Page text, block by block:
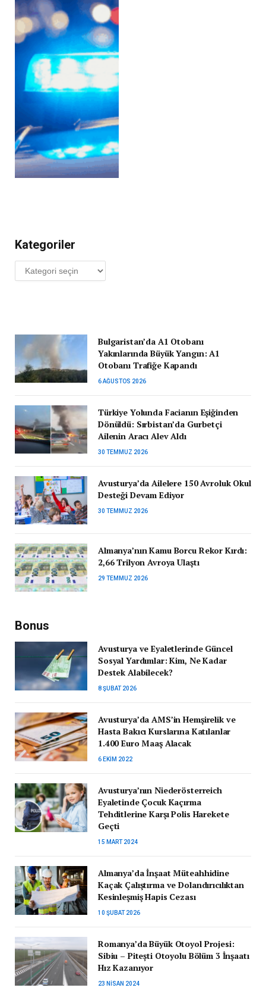
Kategoriler
Kategoriler
Bulgaristan’da A1 Otobanı
Yakınlarında Büyük Yangın: A1
Otobanı Trafiğe Kapandı
6 AĞUSTOS 2026
Türkiye Yolunda Facianın Eşiğinden
Dönüldü: Sırbistan’da Gurbetçi
Ailenin Aracı Alev Aldı
30 TEMMUZ 2026
Avusturya’da Ailelere 150 Avroluk Okul
Desteği Devam Ediyor
30 TEMMUZ 2026
Almanya’nın Kamu Borcu Rekor Kırdı:
2,66 Trilyon Avroya Ulaştı
29 TEMMUZ 2026
Bonus
Avusturya ve Eyaletlerinde Güncel
Sosyal Yardımlar: Kim, Ne Kadar
Destek Alabilecek?
8 ŞUBAT 2026
Avusturya’da AMS’in Hemşirelik ve
Hasta Bakıcı Kurslarına Katılanlar
1.400 Euro Maaş Alacak
6 EKIM 2022
Avusturya’nın Niederösterreich
Eyaletinde Çocuk Kaçırma
Tehditlerine Karşı Polis Harekete
Geçti
15 MART 2024
Almanya’da İnşaat Müteahhidine
Kaçak Çalıştırma ve Dolandırıcılıktan
Kesinleşmiş Hapis Cezası
10 ŞUBAT 2026
Romanya’da Büyük Otoyol Projesi:
Sibiu – Pitești Otoyolu Bölüm 3 İnşaatı
Hız Kazanıyor
23 NISAN 2024